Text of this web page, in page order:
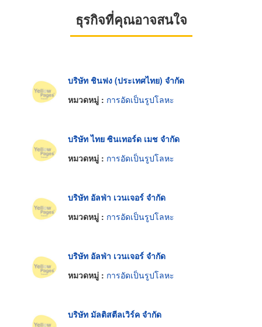
ธุรกิจที่คุณอาจสนใจ
บริษัท ชินฟง (ประเทศไทย) จำกัด
หมวดหมู่ : การอัดเป็นรูปโลหะ
บริษัท ไทย ซินเทอร์ด เมช จำกัด
หมวดหมู่ : การอัดเป็นรูปโลหะ
บริษัท อัลฟ่า เวนเจอร์ จำกัด
หมวดหมู่ : การอัดเป็นรูปโลหะ
บริษัท อัลฟ่า เวนเจอร์ จำกัด
หมวดหมู่ : การอัดเป็นรูปโลหะ
บริษัท มัลติสตีลเวิร์ค จำกัด